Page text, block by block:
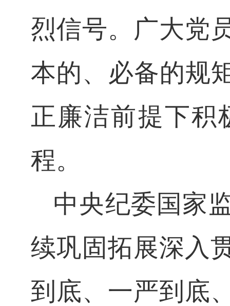
烈信号。广大党
本的、必备的规
正廉洁前提下积
程。
中央纪委国家
续巩固拓展深入
到底、一严到底